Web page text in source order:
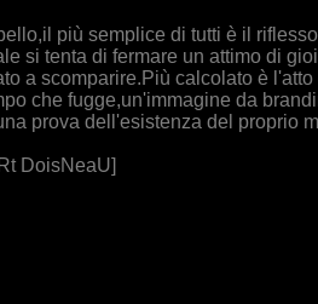
più semplice di tutti è il
si tenta di fermare un attimo di
a scomparire.Più calcolato è
che fugge,un'immagine da
prova dell'esistenza del proprio
DoisNeaU]